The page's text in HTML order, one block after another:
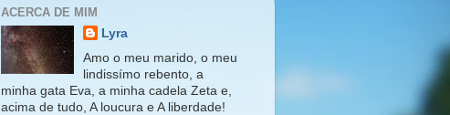
ACERCA DE MIM
Lyra
Amo o meu marido, o meu
lindissímo rebento, a
minha gata Eva, a minha cadela Zeta e,
acima de tudo, A loucura e A liberdade!